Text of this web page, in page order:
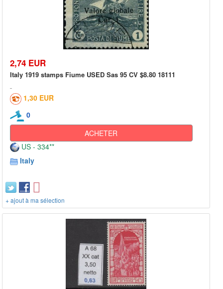
2,74 EUR
Italy 1919 stamps Fiume USED Sas 95 CV $8.80 18111
1,30 EUR
0
ACHETER
US - 334**
Italy
+ ajout à ma sélection